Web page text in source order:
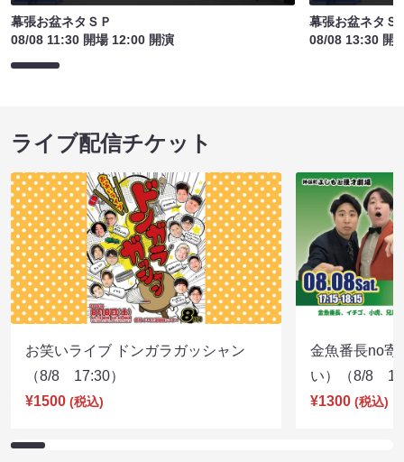
幕張お盆ネタＳＰ
08/08 11:30 開場 12:00 開演
幕張お盆ネタＳ
08/08 13:30 開
ライブ配信チケット
お笑いライブ ドンガラガッシャン
（8/8 17:30）
¥1500 (税込)
金魚番長no寄
い）（8/8
¥1300 (税込)